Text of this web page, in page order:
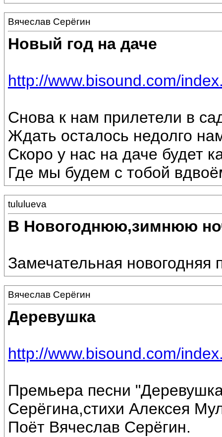
Вячеслав Серёгин
Новый год на даче
http://www.bisound.com/
Снова к нам прилетели в
Ждать осталось недолго
Скоро у нас на даче будет
Где мы будем с тобой
tululueva
В Новогоднюю,зимнюю
Замечательная новогодняя
Вячеслав Серёгин
Деревушка
http://www.bisound.com/
Премьера песни
Серёгина,стихи Алексея
Поёт Вячеслав Серёгин.